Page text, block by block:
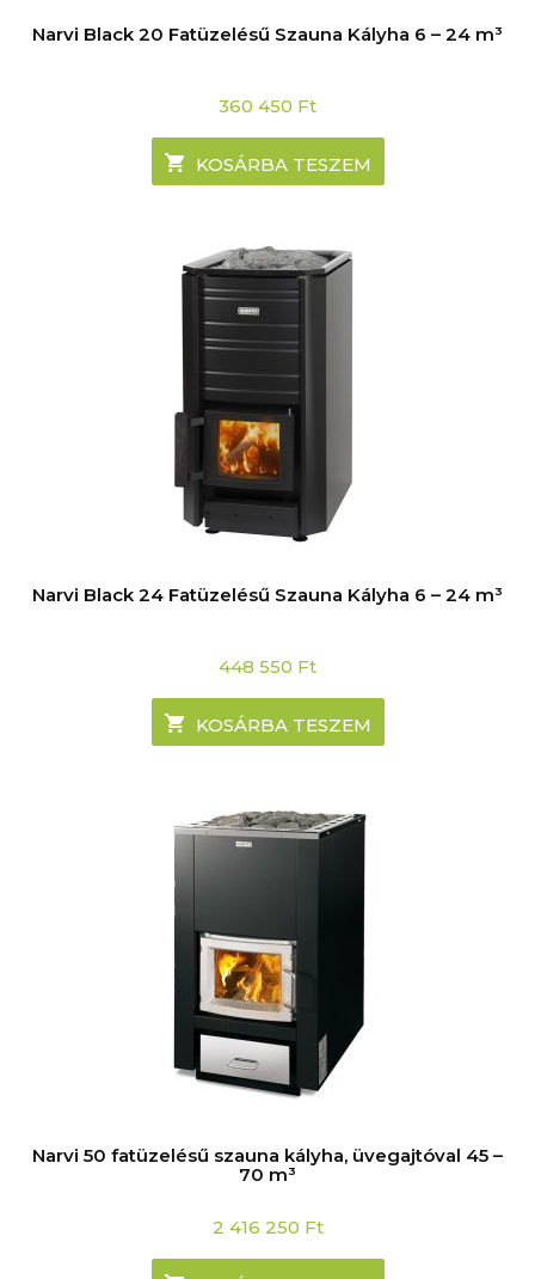
Narvi Black 20 Fatüzelésű Szauna Kályha 6 – 24 m³
360 450 Ft
KOSÁRBA TESZEM
Narvi Black 24 Fatüzelésű Szauna Kályha 6 – 24 m³
448 550 Ft
KOSÁRBA TESZEM
Narvi 50 fatüzelésű szauna kályha, üvegajtóval 45 –
70 m³
2 416 250 Ft